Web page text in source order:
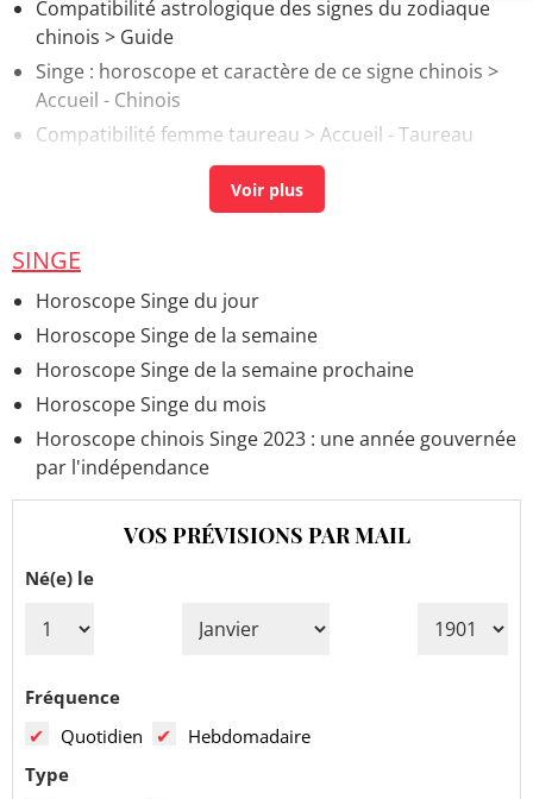
Compatibilité astrologique des signes du zodiaque
chinois > Guide
Singe : horoscope et caractère de ce signe chinois >
Accueil - Chinois
Compatibilité femme taureau > Accueil - Taureau
Horoscope singe demain> Accueil - Singe
SINGE
Horoscope Singe du jour
Horoscope Singe de la semaine
Horoscope Singe de la semaine prochaine
Horoscope Singe du mois
Horoscope chinois Singe 2023 : une année gouvernée
par l'indépendance
VOS PRÉVISIONS PAR MAIL
Né(e) le
Fréquence
Quotidien
Hebdomadaire
Type